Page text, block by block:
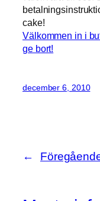
cake!
Välkommen in i
ge bort!
december 6, 2010
←